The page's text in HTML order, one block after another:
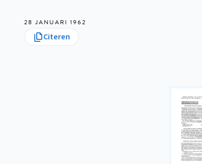
28 JANUARI 1962
Citeren